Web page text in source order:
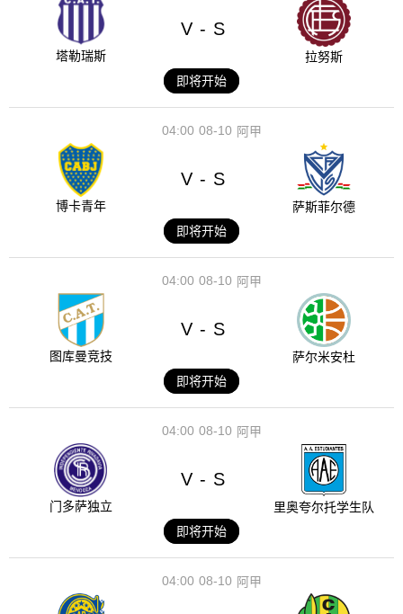
塔勒瑞斯
V - S
拉努斯
即将开始
08-10
04:00 阿甲
博卡青年
V - S
萨斯菲尔德
即将开始
08-10
04:00 阿甲
图库曼竞技
V - S
萨尔米安杜
即将开始
08-10
04:00 阿甲
门多萨独立
V - S
里奥夸尔托学生队
即将开始
08-10
04:00 阿甲